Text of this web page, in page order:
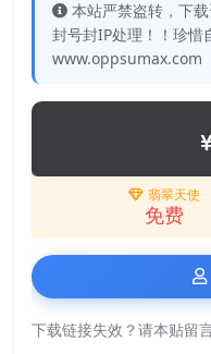
本站严禁盗转，下
封号封IP处理！！珍惜
www.oppsumax.com
翡翠天使
免费
下载链接失效？请本贴留